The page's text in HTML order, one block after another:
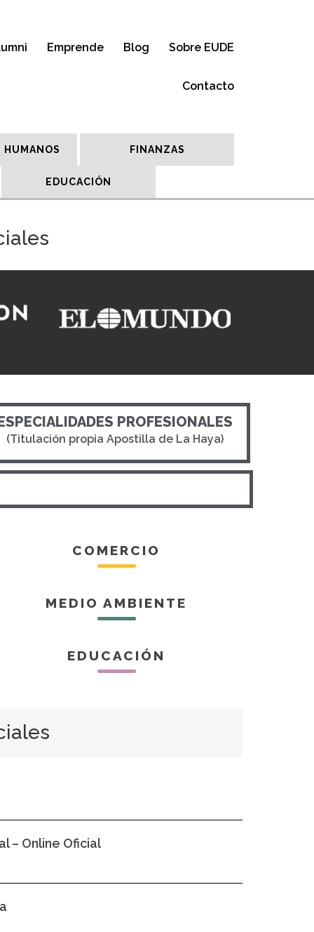
Emprende Blog Sobre EUDE
Contacto
HUMANOS FINANZAS
EDUCACIÓN
PROFESIONALES
(Titulación propia Apostilla de La Haya)
COMERCIO
MEDIO AMBIENTE
EDUCACIÓN
– Online Oficial